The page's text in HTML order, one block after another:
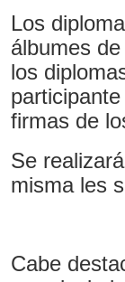
Los
álbumes
los
firmas de
Se
misma les
Cabe